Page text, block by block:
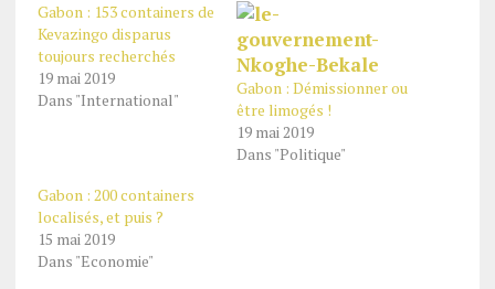
Gabon : 153 containers de
Kevazingo disparus
toujours recherchés
19 mai 2019
Dans "International"
Gabon : Démissionner ou
être limogés !
19 mai 2019
Dans "Politique"
Gabon : 200 containers
localisés, et puis ?
15 mai 2019
Dans "Economie"